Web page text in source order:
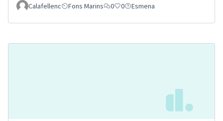
Calafellenc
Fons Marins 0 0 Esmena